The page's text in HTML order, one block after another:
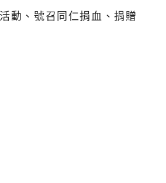
動、號召同仁捐血、捐贈